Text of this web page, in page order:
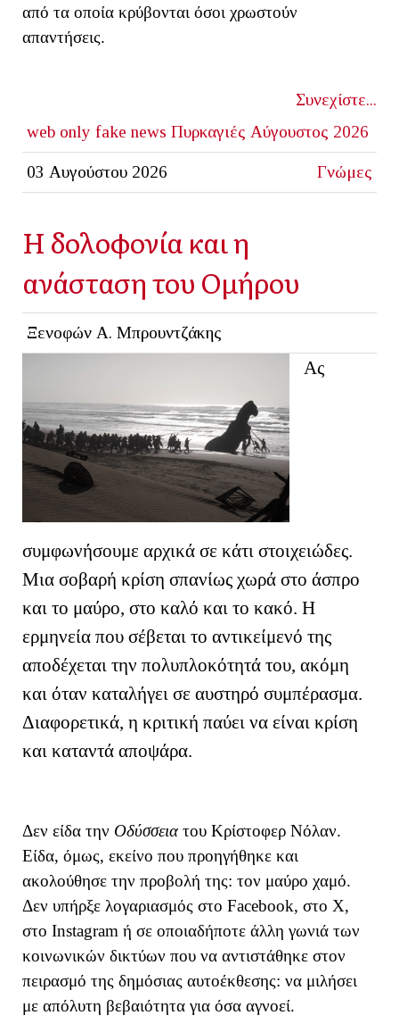
από τα οποία κρύβονται όσοι χρωστούν
απαντήσεις.
Συνεχίστε...
web only fake news Πυρκαγιές Αύγουστος 2026
03 Αυγούστου 2026 Γνώμες
Η δολοφονία και η
ανάσταση του Ομήρου
Ξενοφών Α. Μπρουντζάκης
Ας
συμφωνήσουμε αρχικά σε κάτι στοιχειώδες.
Μια σοβαρή κρίση σπανίως χωρά στο άσπρο
και το μαύρο, στο καλό και το κακό. Η
ερμηνεία που σέβεται το αντικείμενό της
αποδέχεται την πολυπλοκότητά του, ακόμη
και όταν καταλήγει σε αυστηρό συμπέρασμα.
Διαφορετικά, η κριτική παύει να είναι κρίση
και καταντά αποψάρα.
Δεν είδα την Οδύσσειατου Κρίστοφερ Νόλαν.
Είδα, όμως, εκείνο που προηγήθηκε και
ακολούθησε την προβολή της: τον μαύρο χαμό.
Δεν υπήρξε λογαριασμός στο Facebook, στο X,
στο Instagram ή σε οποιαδήποτε άλλη γωνιά των
κοινωνικών δικτύων που να αντιστάθηκε στον
πειρασμό της δημόσιας αυτοέκθεσης: να μιλήσει
με απόλυτη βεβαιότητα για όσα αγνοεί.